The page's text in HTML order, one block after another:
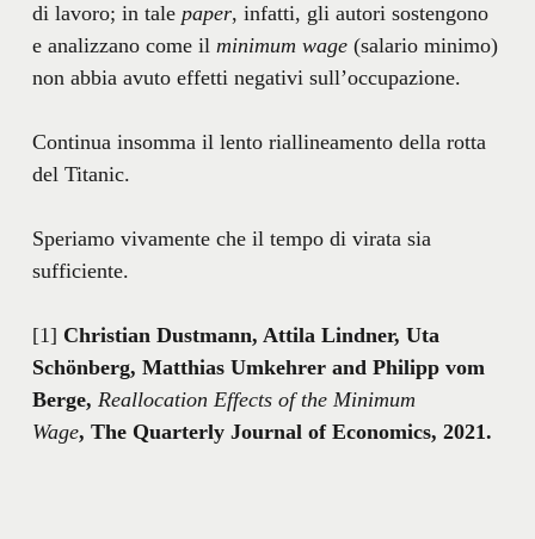
di lavoro; in tale paper, infatti, gli autori sostengono
e analizzano come il minimum wage(salario minimo)
non abbia avuto effetti negativi sull’occupazione.
Continua insomma il lento riallineamento della rotta
del Titanic.
Speriamo vivamente che il tempo di virata sia
sufficiente.
[1] Christian Dustmann, Attila Lindner, Uta
Schönberg, Matthias Umkehrer and Philipp vom
Berge, Reallocation Effects of the Minimum
Wage, The Quarterly Journal of Economics, 2021.